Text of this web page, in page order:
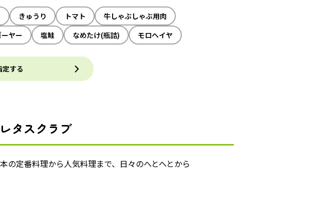
きゅうり トマト
牛しゃぶしゃぶ用肉
ーヤー 塩鮭 なめたけ(瓶詰) モロヘイヤ
する
タスクラブ
定番料理から人気料理まで、日々のへとへとから